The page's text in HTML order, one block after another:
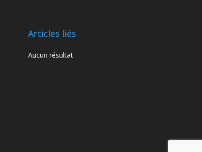
Articles liés
Aucun résultat